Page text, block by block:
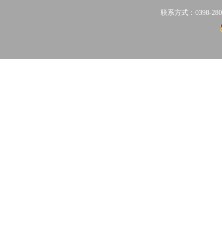
联系方式：0398-